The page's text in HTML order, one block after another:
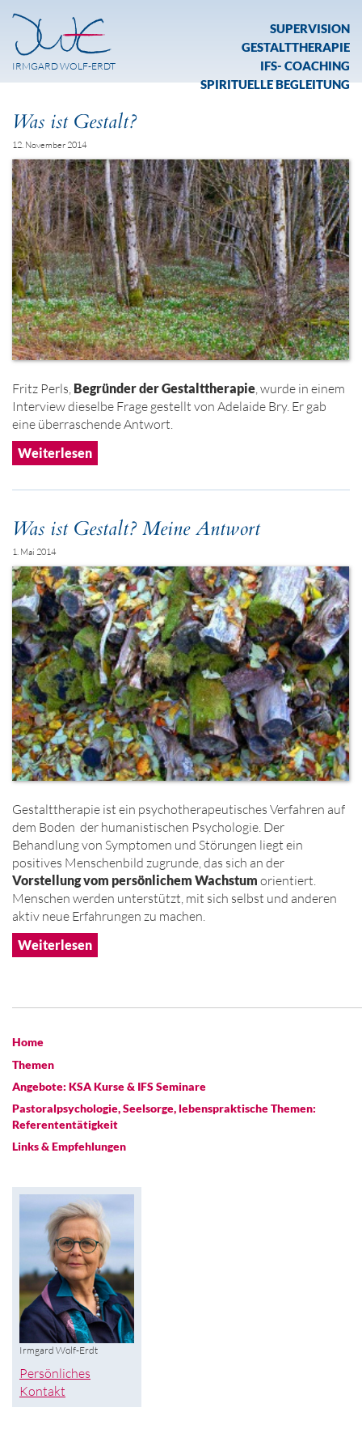
IRMGARD WOLF-ERDT
SUPERVISION
GESTALTTHERAPIE
IFS- COACHING
SPIRITUELLE BEGLEITUNG
Was ist Gestalt?
12. November 2014
Fritz Perls, Begründer der Gestalttherapie, wurde in einem
Interview dieselbe Frage gestellt von Adelaide Bry. Er gab
eine überraschende Antwort.
Weiterlesen
Was ist Gestalt? Meine Antwort
1. Mai 2014
Gestalttherapie ist ein psychotherapeutisches Verfahren auf
dem Boden der humanistischen Psychologie. Der
Behandlung von Symptomen und Störungen liegt ein
positives Menschenbild zugrunde, das sich an der
Vorstellung vom persönlichem Wachstum orientiert.
Menschen werden unterstützt, mit sich selbst und anderen
aktiv neue Erfahrungen zu machen.
Weiterlesen
Home
Themen
Angebote: KSA Kurse & IFS Seminare
Pastoralpsychologie, Seelsorge, lebenspraktische Themen:
Referententätigkeit
Links & Empfehlungen
Irmgard Wolf-Erdt
Persönliches
Kontakt